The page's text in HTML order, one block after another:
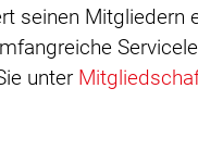
seinen Mitgliedern
unter